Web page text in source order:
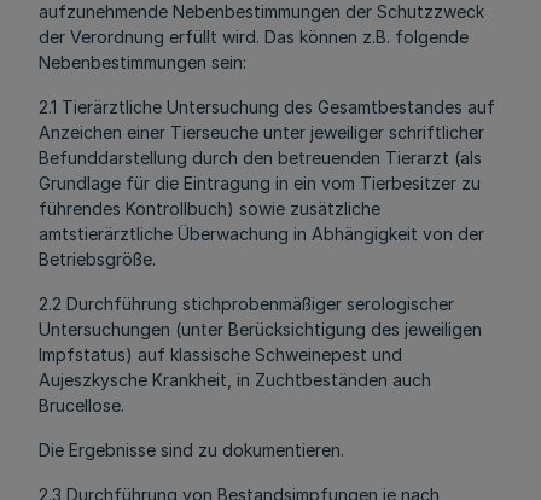
aufzunehmende Nebenbestimmungen der Schutzzweck
der Verordnung erfüllt wird. Das können z.B. folgende
Nebenbestimmungen sein:
2.1 Tierärztliche Untersuchung des Gesamtbestandes auf
Anzeichen einer Tierseuche unter jeweiliger schriftlicher
Befunddarstellung durch den betreuenden Tierarzt (als
Grundlage für die Eintragung in ein vom Tierbesitzer zu
führendes Kontrollbuch) sowie zusätzliche
amtstierärztliche Überwachung in Abhängigkeit von der
Betriebsgröße.
2.2 Durchführung stichprobenmäßiger serologischer
Untersuchungen (unter Berücksichtigung des jeweiligen
Impfstatus) auf klassische Schweinepest und
Aujeszkysche Krankheit, in Zuchtbeständen auch
Brucellose.
Die Ergebnisse sind zu dokumentieren.
2.3 Durchführung von Bestandsimpfungen je nach